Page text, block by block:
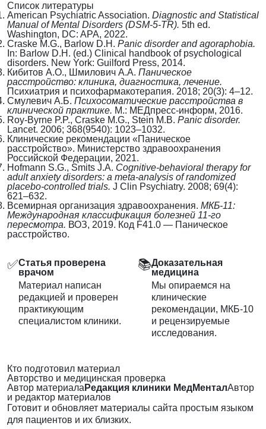
Список литературы
American Psychiatric Association. Diagnostic and Statistical
Manual of Mental Disorders (DSM-5-TR). 5th ed.
Washington, DC: APA, 2022.
Craske M.G., Barlow D.H. Panic disorder and agoraphobia.
In: Barlow D.H. (ed.) Clinical handbook of psychological
disorders. New York: Guilford Press, 2014.
Кибитов А.О., Шмилович А.А. Паническое
расстройство: клиника, диагностика, лечение.
Психиатрия и психофармакотерапия. 2018; 20(3): 4–12.
Смулевич А.Б. Психосоматические расстройства в
клинической практике. М.: МЕДпресс-информ, 2016.
Roy-Byrne P.P., Craske M.G., Stein M.B. Panic disorder.
Lancet. 2006; 368(9540): 1023–1032.
Клинические рекомендации «Паническое
расстройство». Министерство здравоохранения
Российской Федерации, 2021.
Hofmann S.G., Smits J.A. Cognitive-behavioral therapy for
adult anxiety disorders: a meta-analysis of randomized
placebo-controlled trials. J Clin Psychiatry. 2008; 69(4):
621–632.
Всемирная организация здравоохранения. МКБ-11:
Международная классификация болезней 11-го
пересмотра. ВОЗ, 2019. Код F41.0 — Паническое
расстройство.
✅Статья проверена
врачом
Материал написан
редакцией и проверен
практикующим
специалистом клиники.
📚Доказательная
медицина
Мы опираемся на
клинические
рекомендации, МКБ-10
и рецензируемые
исследования.
Кто подготовил материал
Авторство и медицинская проверка
Автор материала Редакция клиники МедМенталАвтор
и редактор материалов
Готовит и обновляет материалы сайта простым языком
для пациентов и их близких.